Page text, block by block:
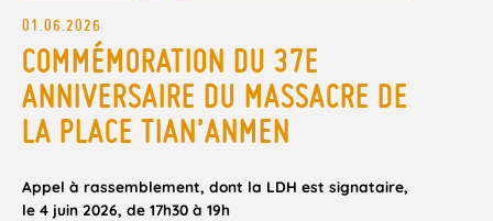
01.06.2026
COMMÉMORATION DU 37E
ANNIVERSAIRE DU MASSACRE DE
LA PLACE TIAN’ANMEN
Appel à rassemblement, dont la LDH est signataire,
le 4 juin 2026, de 17h30 à 19h